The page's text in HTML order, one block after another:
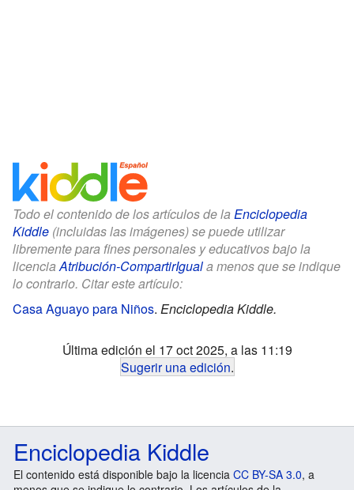
Todo el contenido de los artículos de la Enciclopedia
Kiddle (incluidas las imágenes) se puede utilizar
libremente para fines personales y educativos bajo la
licenciaAtribución-CompartirIguala menos que se indique
lo contrario. Citar este artículo:
Casa Aguayo para Niños. Enciclopedia Kiddle.
Última edición el 17 oct 2025, a las 11:19
Sugerir una edición.
Enciclopedia Kiddle
El contenido está disponible bajo la licencia CC BY-SA 3.0, a